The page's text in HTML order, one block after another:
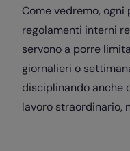
Come vedremo,
regolamenti interni
servono a porre
giornalieri o
disciplinando anche
lavoro straordinario,